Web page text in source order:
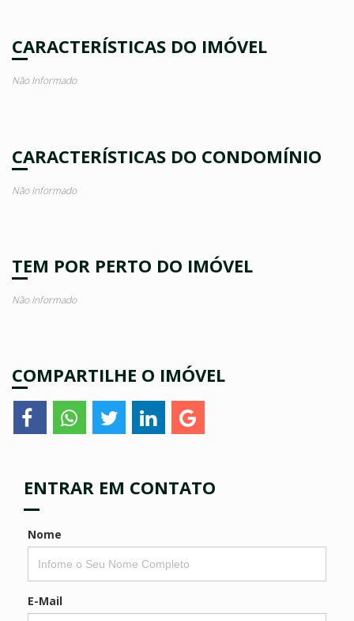
CARACTERÍSTICAS DO IMÓVEL
Não Informado
CARACTERÍSTICAS DO CONDOMÍNIO
Não Informado
TEM POR PERTO DO IMÓVEL
Não Informado
COMPARTILHE O IMÓVEL
ENTRAR EM CONTATO
Nome
E-Mail